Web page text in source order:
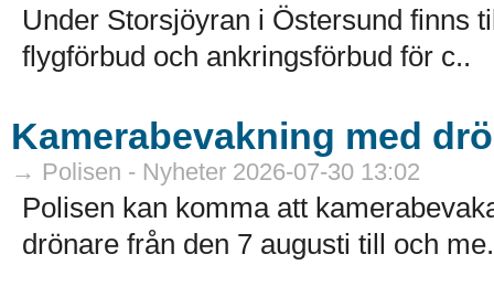
Under Storsjöyran i Östersund finns
flygförbud och ankringsförbud för c..
Kamerabevakning med
→ Polisen - Nyheter 2026-07-30 13:02
Polisen kan komma att
drönare från den 7 augusti till och